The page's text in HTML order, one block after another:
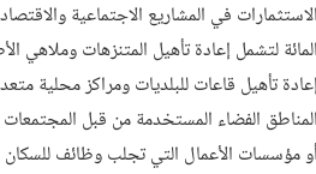
لتشمل إعادة تأهيل المتنزهات وملاهي
تأهيل قاعات للبلديات ومراكز محلية
الفضاء المستخدمة من قبل
مؤسسات الأعمال التي تجلب وظائف للسكان